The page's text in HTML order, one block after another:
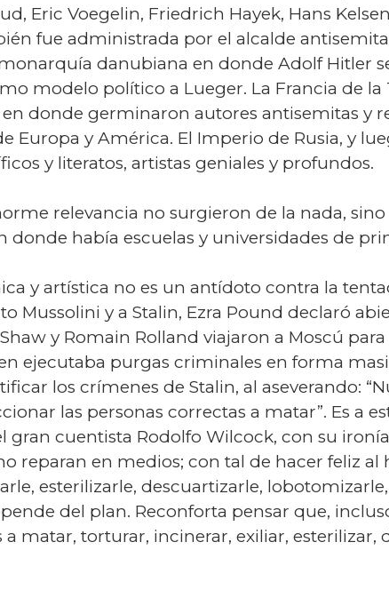
Eric Voegelin, Friedrich Hayek, Hans
fue administrada por el alcalde
monarquía danubiana en donde Adolf Hitler
modelo político a Lueger. La Francia de la
donde germinaron autores antisemitas y
Europa y América. El Imperio de Rusia, y
y literatos, artistas geniales y profundos.
relevancia no surgieron de la nada,
donde había escuelas y universidades de
y artística no es un antídoto contra la
Mussolini y a Stalin, Ezra Pound declaró
y Romain Rolland viajaron a Moscú
ejecutaba purgas criminales en forma
los crímenes de Stalin, al aseverando:
las personas correctas a matar”. Es a
gran cuentista Rodolfo Wilcock, con su
reparan en medios; con tal de hacer feliz
esterilizarle, descuartizarle,
del plan. Reconforta pensar que,
matar, torturar, incinerar, exiliar, esterilizar,